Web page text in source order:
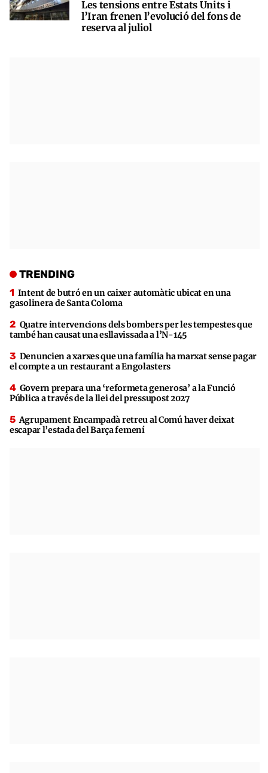
Les tensions entre Estats Units i
l’Iran frenen l’evolució del fons de
reserva al juliol
TRENDING
Intent de butró en un caixer automàtic ubicat en una
gasolinera de Santa Coloma
Quatre intervencions dels bombers per les tempestes que
també han causat una esllavissada a l’N-145
Denuncien a xarxes que una família ha marxat sense pagar
el compte a un restaurant a Engolasters
Govern prepara una ‘reformeta generosa’ a la Funció
Pública a través de la llei del pressupost 2027
Agrupament Encampadà retreu al Comú haver deixat
escapar l’estada del Barça femení